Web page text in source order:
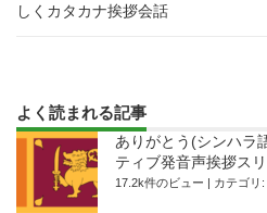
しくカタカナ挨拶会話
よく読まれる記事
ありがとう(シンハラ
ティブ発音声挨拶ス
17.2k件のビュー カテゴリ: